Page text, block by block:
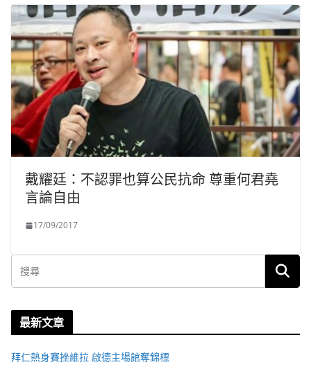
戴耀廷：不認罪也算公民抗命 尊重何君堯
言論自由
17/09/2017
最新文章
拜仁熱身賽挫維拉 啟德主場館奪錦標